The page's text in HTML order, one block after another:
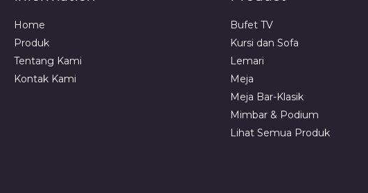
Home
Produk
Tentang Kami
Kontak Kami
Bufet TV
Kursi dan Sofa
Lemari
Meja
Meja Bar-Klasik
Mimbar & Podium
Lihat Semua Produk